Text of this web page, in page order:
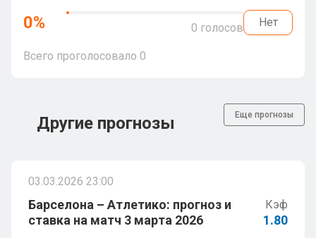
0% 0 голосов Нет
Всего проголосовало 0
Другие прогнозы Еще прогнозы
03.03.2026 23:00
Барселона – Атлетико: прогноз и
ставка на матч 3 марта 2026
Кэф
1.80